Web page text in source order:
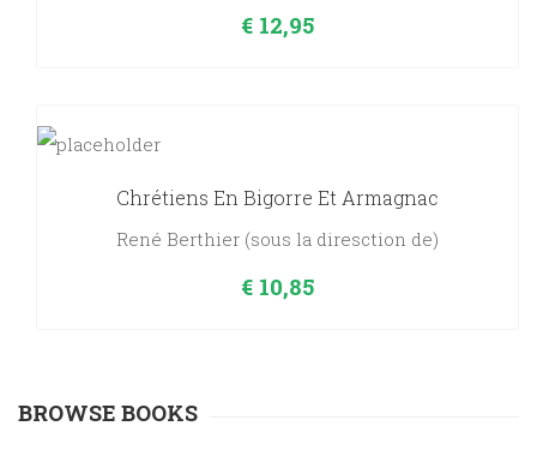
€ 12,95
Chrétiens En Bigorre Et Armagnac
René Berthier (sous la diresction de)
€ 10,85
BROWSE BOOKS